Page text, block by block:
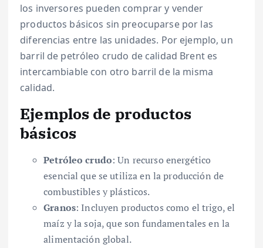
los inversores pueden comprar y vender
productos básicos sin preocuparse por las
diferencias entre las unidades. Por ejemplo, un
barril de petróleo crudo de calidad Brent es
intercambiable con otro barril de la misma
calidad.
Ejemplos de productos
básicos
Petróleo crudo: Un recurso energético
esencial que se utiliza en la producción de
combustibles y plásticos.
Granos: Incluyen productos como el trigo, el
maíz y la soja, que son fundamentales en la
alimentación global.